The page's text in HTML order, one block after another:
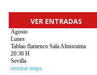
VER ENTRADAS
Agosto
Lunes
Tablao flamenco Sala Almoraima
20:30 H
Sevilla
mostrar mapa